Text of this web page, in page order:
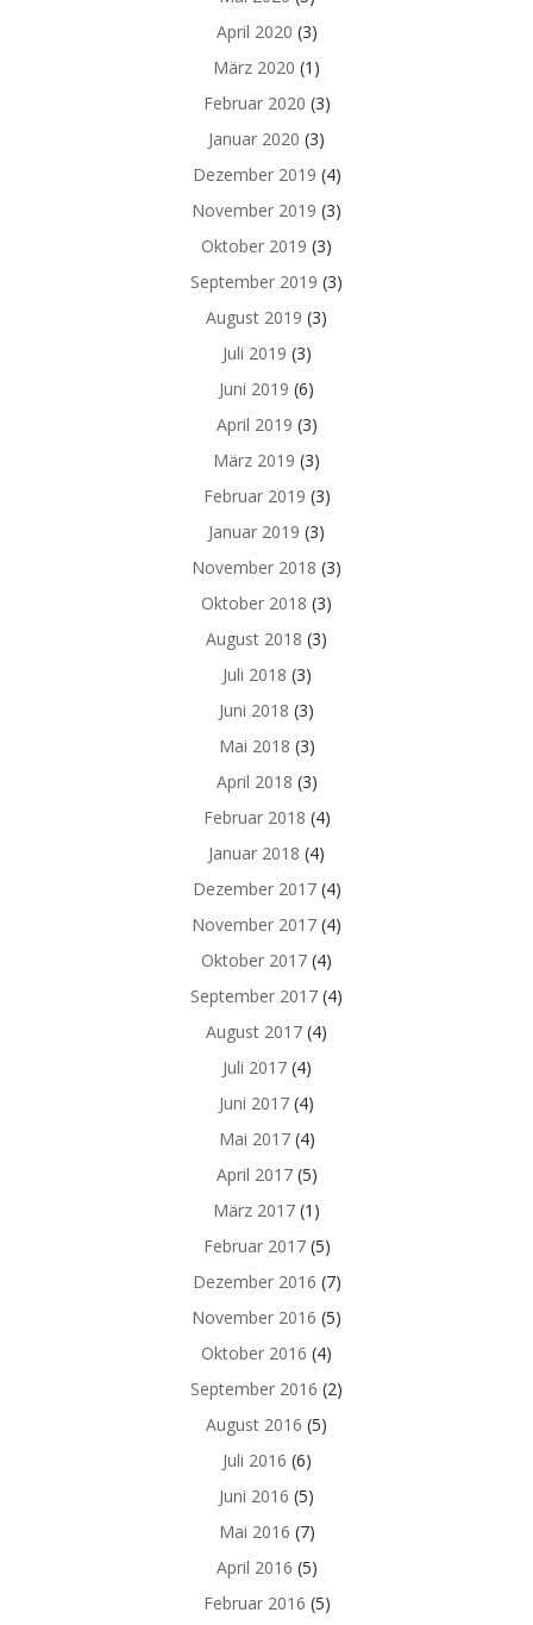
April 2020 (3)
März 2020 (1)
Februar 2020 (3)
Januar 2020 (3)
Dezember 2019 (4)
November 2019 (3)
Oktober 2019 (3)
September 2019 (3)
August 2019 (3)
Juli 2019 (3)
Juni 2019 (6)
April 2019 (3)
März 2019 (3)
Februar 2019 (3)
Januar 2019 (3)
November 2018 (3)
Oktober 2018 (3)
August 2018 (3)
Juli 2018 (3)
Juni 2018 (3)
Mai 2018 (3)
April 2018 (3)
Februar 2018 (4)
Januar 2018 (4)
Dezember 2017(4)
November 2017 (4)
Oktober 2017 (4)
September 2017 (4)
August 2017 (4)
Juli 2017(4)
Juni 2017 (4)
Mai 2017(4)
April 2017(5)
März 2017 (1)
Februar 2017(5)
Dezember 2016 (7)
November 2016 (5)
Oktober 2016 (4)
September 2016 (2)
August 2016 (5)
Juli 2016 (6)
Juni 2016 (5)
Mai 2016 (7)
April 2016 (5)
Februar 2016 (5)